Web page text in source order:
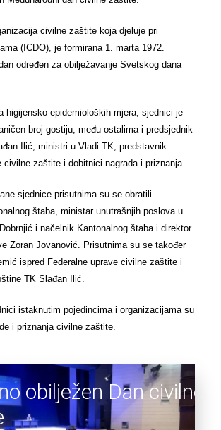
civilne zaštite koja djeluje pri
(ICDO), je formirana 1. marta 1972.
određen za obilježavanje Svetskog dana
higijensko-epidemioloških mjera, sjednici je
broj gostiju, među ostalima i predsjednik
Ilić, ministri u Vladi TK, predstavnik
civilne zaštite i dobitnici nagrada i priznanja.
sjednice prisutnima su se obratili
štaba, ministar unutrašnjih poslova u
i načelnik Kantonalnog štaba i direktor
Zoran Jovanović. Prisutnima su se također
ispred Federalne uprave civilne zaštite i
TK Slađan Ilić.
istaknutim pojedincima i organizacijama su
i priznanja civilne zaštite.
obilježen Dan civilne